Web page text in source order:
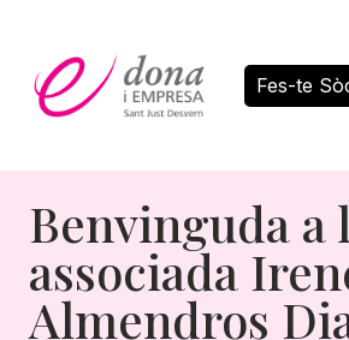
contingut
Fes-te
Benvinguda a
associada
Almendros